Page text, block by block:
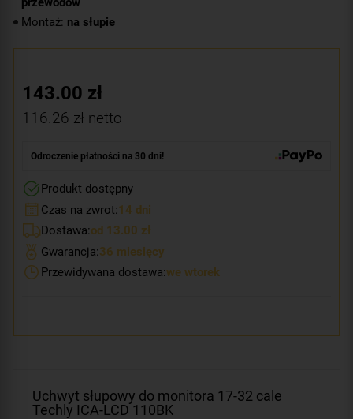
Montaż: na słupie
143.00 zł
116.26 zł netto
Odroczenie płatności na 30 dni!
Produkt dostępny
Czas na zwrot:14 dni
Dostawa:od 13.00 zł
Gwarancja:36 miesięcy
Przewidywana dostawa:we wtorek
Uchwyt słupowy do monitora 17-32 cale
Techly ICA-LCD 110BK